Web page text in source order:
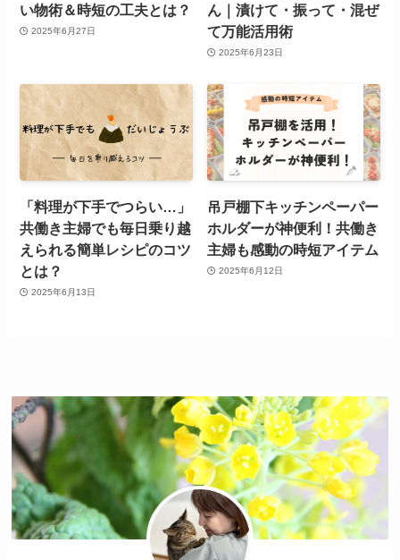
い物術＆時短の工夫とは？
2025年6月27日
ん｜漬けて・振って・混ぜ
て万能活用術
2025年6月23日
「料理が下手でつらい…」
共働き主婦でも毎日乗り越
えられる簡単レシピのコツ
とは？
2025年6月13日
吊戸棚下キッチンペーパー
ホルダーが神便利！共働き
主婦も感動の時短アイテム
2025年6月12日